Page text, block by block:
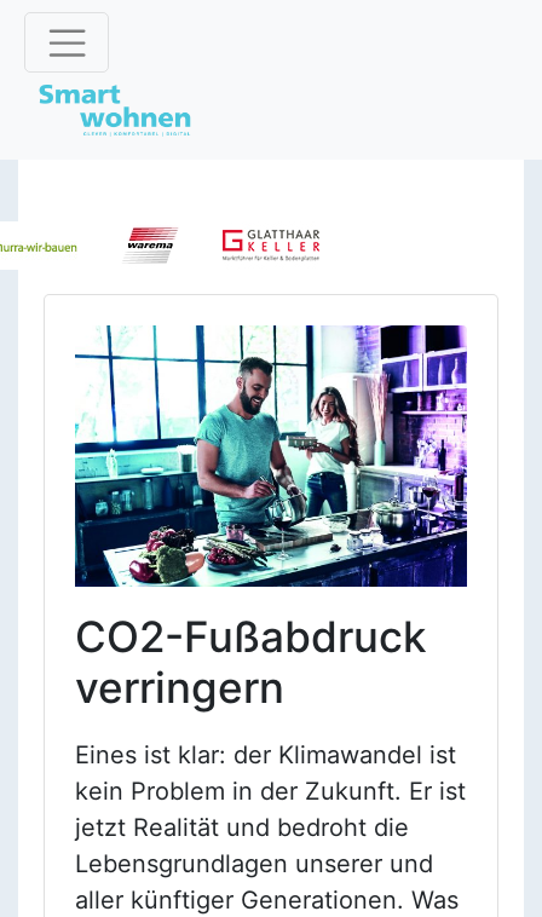
CO2-Fußabdruck
verringern
Eines ist klar: der Klimawandel ist
kein Problem in der Zukunft. Er ist
jetzt Realität und bedroht die
Lebensgrundlagen unserer und
aller künftiger Generationen. Was